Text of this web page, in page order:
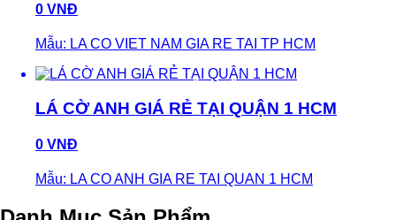
0 VNĐ
Mẫu: LA CO VIET NAM GIA RE TAI TP HCM
LÁ CỜ ANH GIÁ RẺ TẠI QUẬN 1 HCM
0 VNĐ
Mẫu: LA CO ANH GIA RE TAI QUAN 1 HCM